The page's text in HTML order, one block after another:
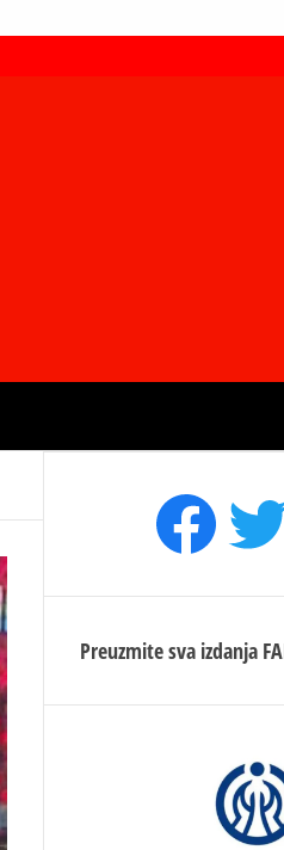
Preuzmite sva izdanja